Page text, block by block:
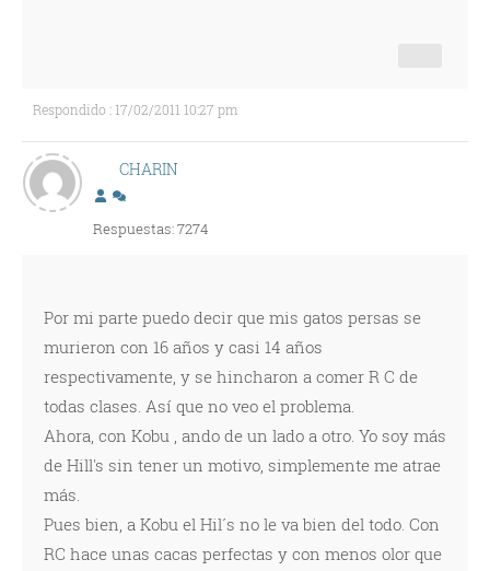
Respondido : 17/02/2011 10:27 pm
CHARIN
Respuestas: 7274
Por mi parte puedo decir que mis gatos persas se
murieron con 16 años y casi 14 años
respectivamente, y se hincharon a comer R C de
todas clases. Así que no veo el problema.
Ahora, con Kobu , ando de un lado a otro. Yo soy más
de Hill's sin tener un motivo, simplemente me atrae
más.
Pues bien, a Kobu el Hil´s no le va bien del todo. Con
RC hace unas cacas perfectas y con menos olor que